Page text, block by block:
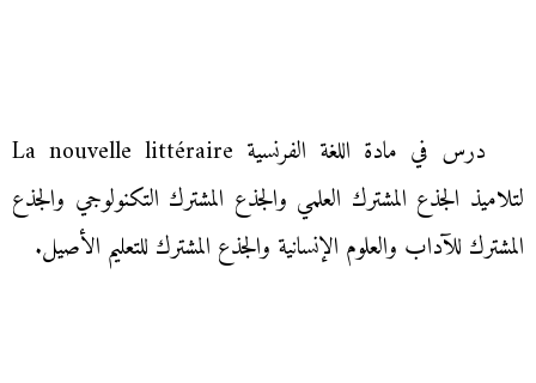
درس في مادة اللغة الفرنسية La nouvelle littéraire
لتلاميذ الجذع المشترك العلمي والجذع المشترك التكنولوجي والجذع
المشترك للآداب والعلوم الإنسانية والجذع المشترك للتعليم الأصيل.